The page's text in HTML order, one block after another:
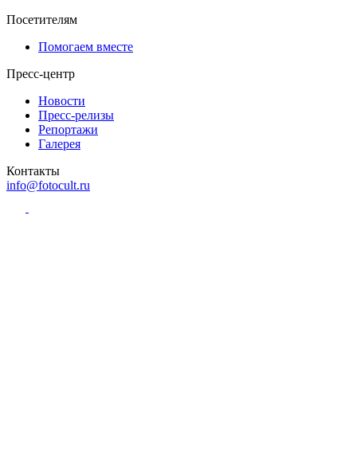
Посетителям
Помогаем вместе
Пресс-центр
Новости
Пресс-релизы
Репортажи
Галерея
Контакты
info@fotocult.ru